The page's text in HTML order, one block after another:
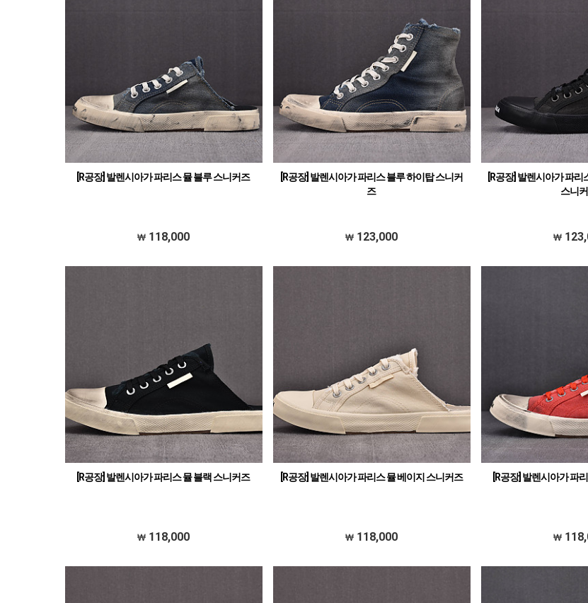
[R공장] 발렌시아가 파리스 뮬 블루 스니커즈
118,000
[R공장] 발렌시아가 파리스 블루 하이탑 스니커
즈
123,000
[R공장] 발렌시아가 파
스니
[R공장] 발렌시아가 파리스 뮬 블랙 스니커즈
118,000
[R공장] 발렌시아가 파리스 뮬 베이지 스니커즈
118,000
[R공장] 발렌시아가 파